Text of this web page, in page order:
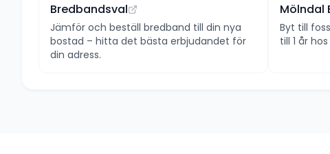
Bredbandsval
Jämför och beställ bredband till din nya
bostad – hitta det bästa erbjudandet för
din adress.
Mölndal
Byt till
till 1 år